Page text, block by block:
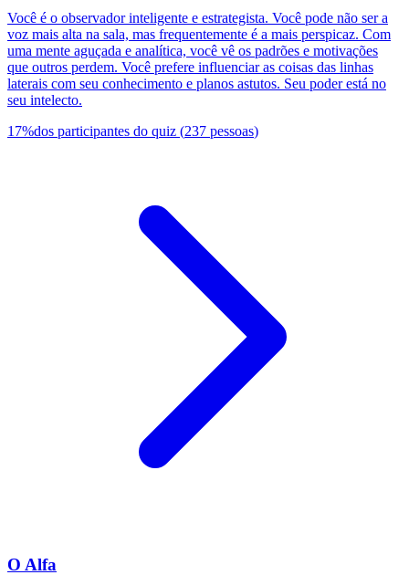
Você é o observador inteligente e estrategista. Você pode não ser a
voz mais alta na sala, mas frequentemente é a mais perspicaz. Com
uma mente aguçada e analítica, você vê os padrões e motivações
que outros perdem. Você prefere influenciar as coisas das linhas
laterais com seu conhecimento e planos astutos. Seu poder está no
seu intelecto.
17%dos participantes do quiz (237 pessoas)
O Alfa